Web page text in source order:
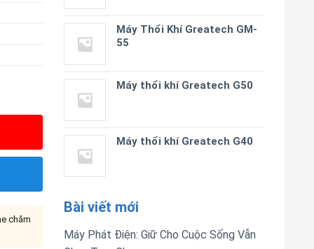
Máy Thổi Khí Greatech GM-
55
Máy thổi khí Greatech G50
Máy thổi khí Greatech G40
Bài viết mới
Máy Phát Điện: Giữ Cho Cuộc Sống Vẫn
chăm